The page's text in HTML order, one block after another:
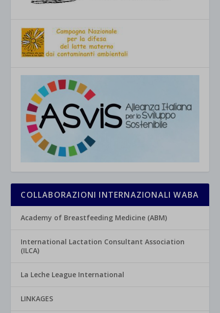
COLLABORAZIONI INTERNAZIONALI WABA
Academy of Breastfeeding Medicine (ABM)
International Lactation Consultant Association
(ILCA)
La Leche League International
LINKAGES